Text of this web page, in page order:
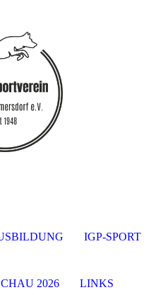
IGP-SPORT
2026 LINKS